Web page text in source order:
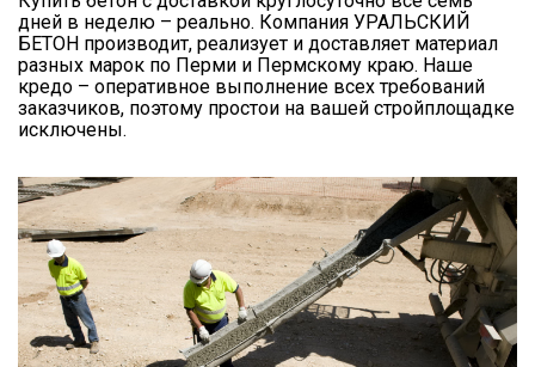
дней в неделю – реально. Компания УРАЛЬСКИЙ
БЕТОН производит, реализует и доставляет материал
разных марок по Перми и Пермскому краю. Наше
кредо – оперативное выполнение всех требований
заказчиков, поэтому простои на вашей стройплощадке
исключены.